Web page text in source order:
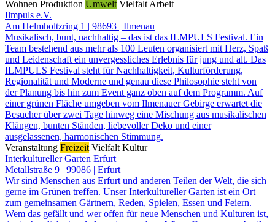
Wohnen Produktion Umwelt Vielfalt Arbeit
Ilmpuls e.V.
Am Helmholtzring 1 | 98693 | Ilmenau
Musikalisch, bunt, nachhaltig – das ist das ILMPULS Festival. Ein
Team bestehend aus mehr als 100 Leuten organisiert mit Herz, Spaß
und Leidenschaft ein unvergessliches Erlebnis für jung und alt. Das
ILMPULS Festival steht für Nachhaltigkeit, Kulturförderung,
Regionalität und Moderne und genau diese Philosophie steht von
der Planung bis hin zum Event ganz oben auf dem Programm. Auf
einer grünen Fläche umgeben vom Ilmenauer Gebirge erwartet die
Besucher über zwei Tage hinweg eine Mischung aus musikalischen
Klängen, bunten Ständen, liebevoller Deko und einer
ausgelassenen, harmonischen Stimmung.
Veranstaltung Freizeit Vielfalt Kultur
Interkultureller Garten Erfurt
Metallstraße 9 | 99086 | Erfurt
Wir sind Menschen aus Erfurt und anderen Teilen der Welt, die sich
gerne im Grünen treffen. Unser Interkultureller Garten ist ein Ort
zum gemeinsamen Gärtnern, Reden, Spielen, Essen und Feiern.
Wem das gefällt und wer offen für neue Menschen und Kulturen ist,